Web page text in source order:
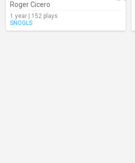
Roger Cicero
1 year | 152 plays
SNOGLS